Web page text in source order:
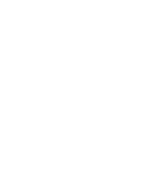
توفر حلول مبتكرة